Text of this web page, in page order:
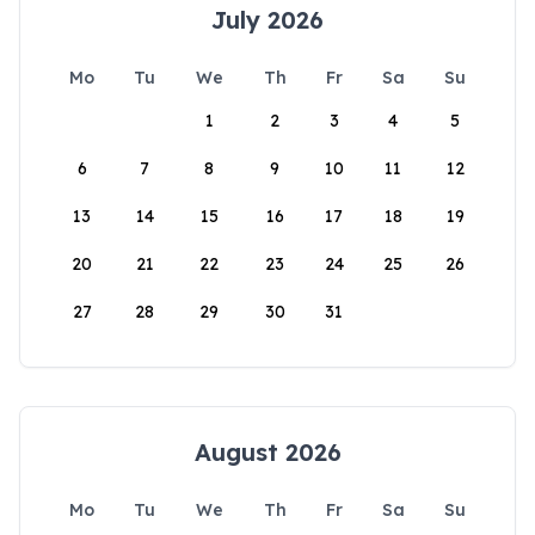
July 2026
Mo Tu We Th Fr Sa
Su
1
2 3 4 5
6 7 8 9 10 11 12
13 14 15 16 17 18 19
20 21 22 23 24 25 26
27 28 29 30 31
August 2026
Mo Tu We Th Fr Sa Su